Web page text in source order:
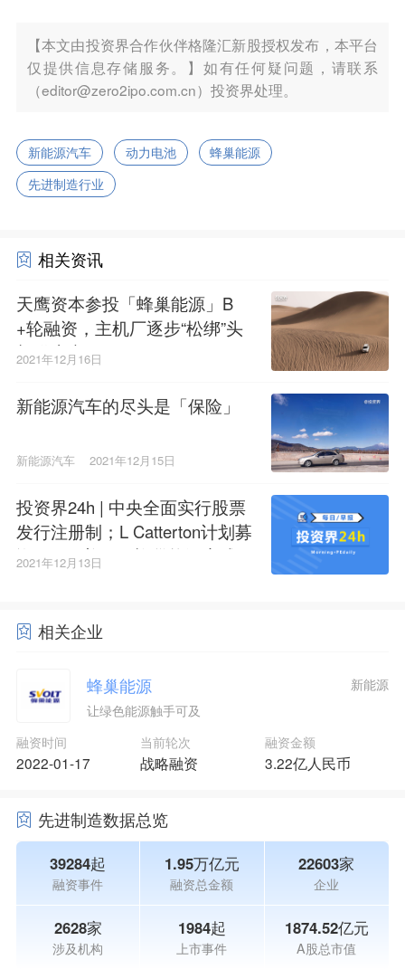
【本文由投资界合作伙伴格隆汇新股授权发布，本平台
仅提供信息存储服务。】如有任何疑问题，请联系
（editor@zero2ipo.com.cn）投资界处理。
新能源汽车 动力电池
蜂巢能源
先进制造行业
相关资讯
天鹰资本参投「蜂巢能源」B
+轮融资，主机厂逐步“松绑”头
部供应商
2021年12月16日
新能源汽车的尽头是「保险」
新能源汽车 2021年12月15日
投资界24h | 中央全面实行股票
发行注册制；L Catterton计划募
资77.5亿美元；蜂巢能源完成60
2021年12月13日
相关企业
蜂巢能源
让绿色能源触手可及
新能源
融资时间
2022-01-17
当前轮次
战略融资
融资金额
3.22亿人民币
先进制造数据总览
39284起
融资事件
1.95万亿元
融资总金额
22603家
企业
2628家
涉及机构
1984起
上市事件
1874.52亿元
A股总市值